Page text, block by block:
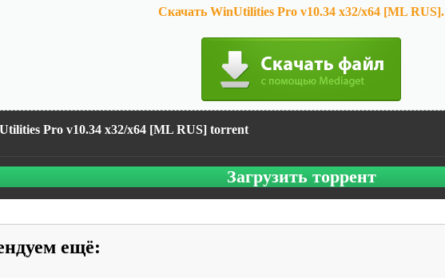
Скачать WinUtilities Pro v10.34 x32/x64 [ML RUS].
Pro v10.34 x32/x64 [ML RUS] torrent
Загрузить торрент
ещё: